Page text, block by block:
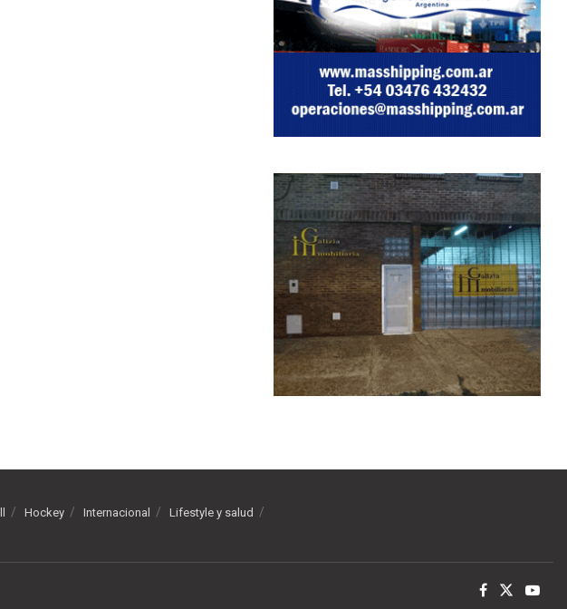
Hockey Internacional
Lifestyle y salud